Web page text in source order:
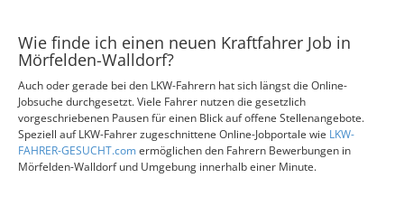
Wie finde ich einen neuen Kraftfahrer Job in
Mörfelden-Walldorf?
Auch oder gerade bei den LKW-Fahrern hat sich längst die Online-
Jobsuche durchgesetzt. Viele Fahrer nutzen die gesetzlich
vorgeschriebenen Pausen für einen Blick auf offene Stellenangebote.
Speziell auf LKW-Fahrer zugeschnittene Online-Jobportale wie LKW-
FAHRER-GESUCHT.comermöglichen den Fahrern Bewerbungen in
Mörfelden-Walldorf und Umgebung innerhalb einer Minute.